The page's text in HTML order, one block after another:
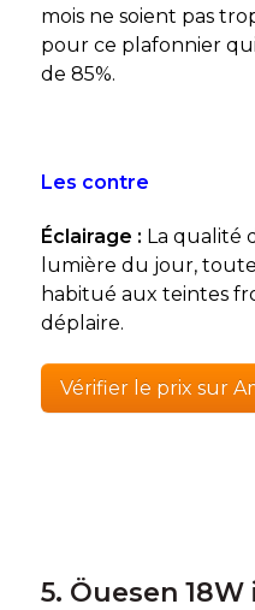
mois ne soient pas
pour ce plafonnier
de 85%.
Les contre
Éclairage : La qualité
lumière du jour,
habitué aux teintes
déplaire.
Vérifier le prix sur
5. Öuesen